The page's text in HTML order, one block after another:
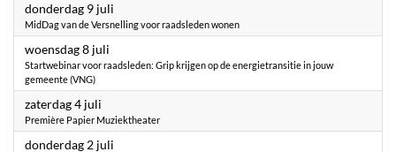
donderdag 9 juli
MidDag van de Versnelling voor raadsleden wonen
woensdag 8 juli
Startwebinar voor raadsleden: Grip krijgen op de energietransitie in jouw
gemeente (VNG)
zaterdag 4 juli
Première Papier Muziektheater
donderdag 2 juli